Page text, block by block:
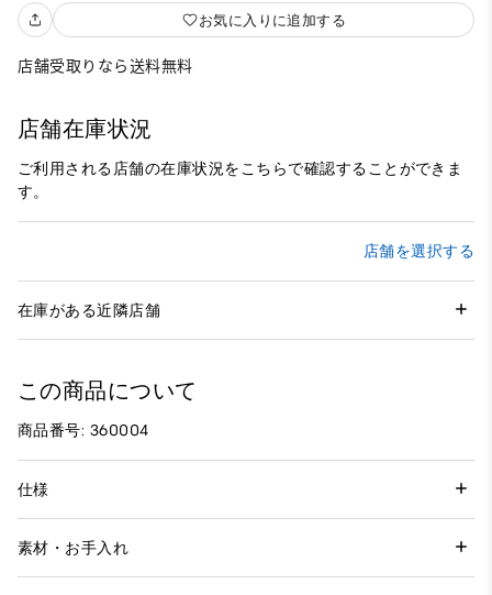
お気に入りに追加する
店舗受取りなら送料無料
店舗在庫状況
ご利用される店舗の在庫状況をこちらで確認することができま
す。
店舗を選択する
在庫がある近隣店舗
この商品について
商品番号: 360004
仕様
素材・お手入れ